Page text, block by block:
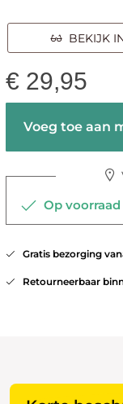
BEKIJK
€ 29,95
Voeg toe aan
Op
Gratis bezorging
Retourneerbaar